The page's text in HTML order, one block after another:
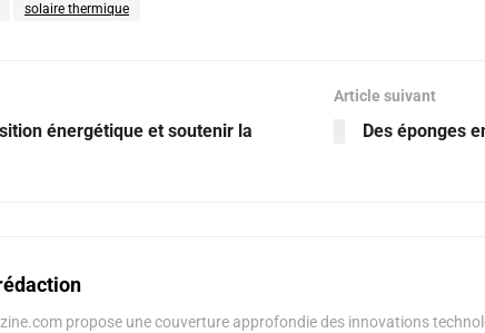
solaire thermique
énergétique et soutenir la
Article suivant
Des éponges
propose une couverture approfondie des innovations